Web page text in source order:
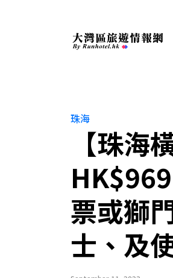
珠海
【珠
票或獅
士、及